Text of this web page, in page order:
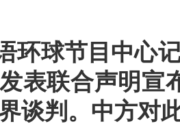
环球节目中心
表联合声明宣
谈判。中方对